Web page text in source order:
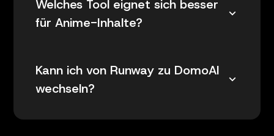
Welches Tool eignet sich besser
für Anime-Inhalte?
Kann ich von Runway zu DomoAI
wechseln?